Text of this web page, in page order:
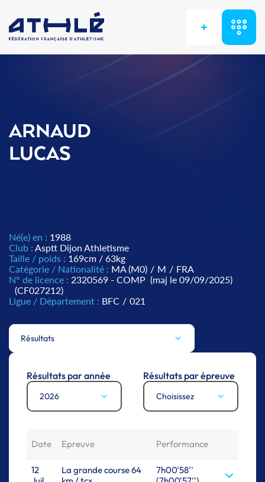
+
ARNAUD
LUCAS
Né(e) en : 1988
Club : Asptt Dijon Athletisme
Taille / poids : 169cm / 63kg
Catégorie / Nationalité : MA (M0) / M / FRA
N° de licence : 2320569 - COMP (maj le 09/09/2025)
(CF027212)
Ligue / Département : BFC / 021
Résultats
Résultats par année
2026
Résultats par épreuve
Choisissez
Date Epreuve Performance
12
La grande course 64
7h00'58''